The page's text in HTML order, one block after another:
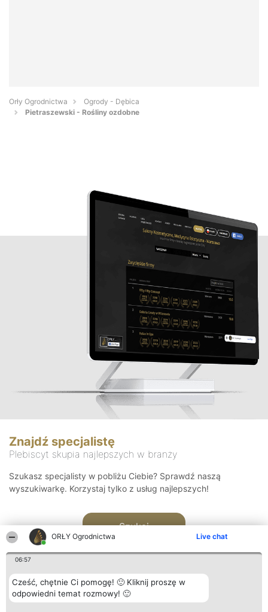
ORŁY Ogrodnictwa Live chat
06:57
Cześć, chętnie Ci pomogę! 🙂 Kliknij proszę w
odpowiedni temat rozmowy! 🙂
Orły Ogrodnictwa
Ogrody - Dębica
Pietraszewski - Rośliny ozdobne
Znajdź specjalistę
Plebiscyt skupia najlepszych w branży
Szukasz specjalisty w pobliżu Ciebie? Sprawdź naszą
wyszukiwarkę. Korzystaj tylko z usług najlepszych!
Szukaj